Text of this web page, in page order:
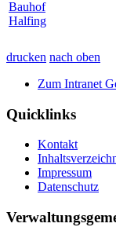
Bauhof
Halfing
drucken nach oben
Zum Intranet
Quicklinks
Kontakt
Impressum
Datenschutz